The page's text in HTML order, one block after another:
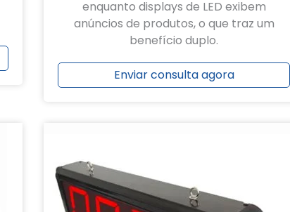
enquanto displays de LED exibem
anúncios de produtos, o que traz um
benefício duplo.
Enviar consulta agora